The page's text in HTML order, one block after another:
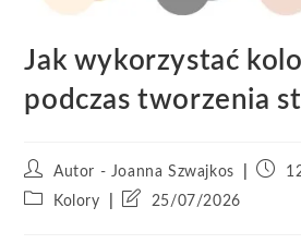
Jak wykorzystać
podczas tworzenia
Autor - Joanna Szwajkos
Kolory
25/07/2026